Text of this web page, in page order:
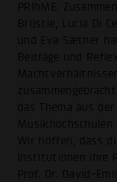
PRIhME.
Brüstle, Lucia Di
und Eva Sæther
Beiträge und
das Thema aus
Musikhochschulen
Wir hoffen, dass
Institutionen ihre
Prof. Dr. David-